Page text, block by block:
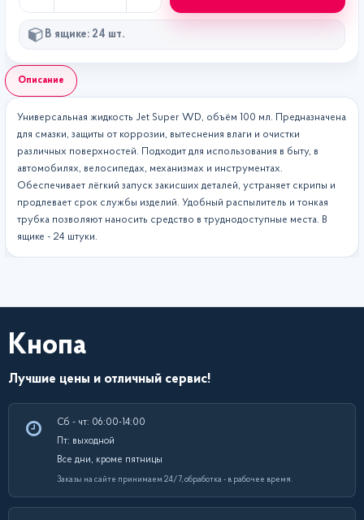
Описание
Универсальная жидкость Jet Super WD, объём 100 мл. Предназначена
для смазки, защиты от коррозии, вытеснения влаги и очистки
различных поверхностей. Подходит для использования в быту, в
автомобилях, велосипедах, механизмах и инструментах.
Обеспечивает лёгкий запуск закисших деталей, устраняет скрипы и
продлевает срок службы изделий. Удобный распылитель и тонкая
трубка позволяют наносить средство в труднодоступные места. В
ящике - 24 штуки.
во
В ящике: 24 шт.
Кнопа
Лучшие цены и отличный сервис!
Сб - чт: 06:00-14:00
Пт: выходной
Все дни, кроме пятницы
Заказы на сайте принимаем 24/7, обработка - в рабочее время.